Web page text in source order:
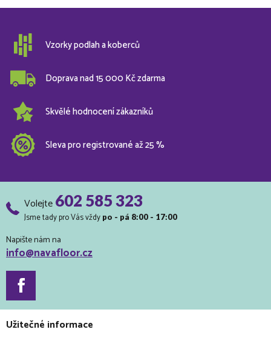
Vzorky podlah a koberců
Doprava nad 15 000 Kč zdarma
Skvělé hodnocení zákazníků
Sleva pro registrované až 25 %
Volejte602 585 323
Jsme tady pro Vás vždy po - pá 8:00 - 17:00
Napište nám na
info@navafloor.cz
Užitečné informace